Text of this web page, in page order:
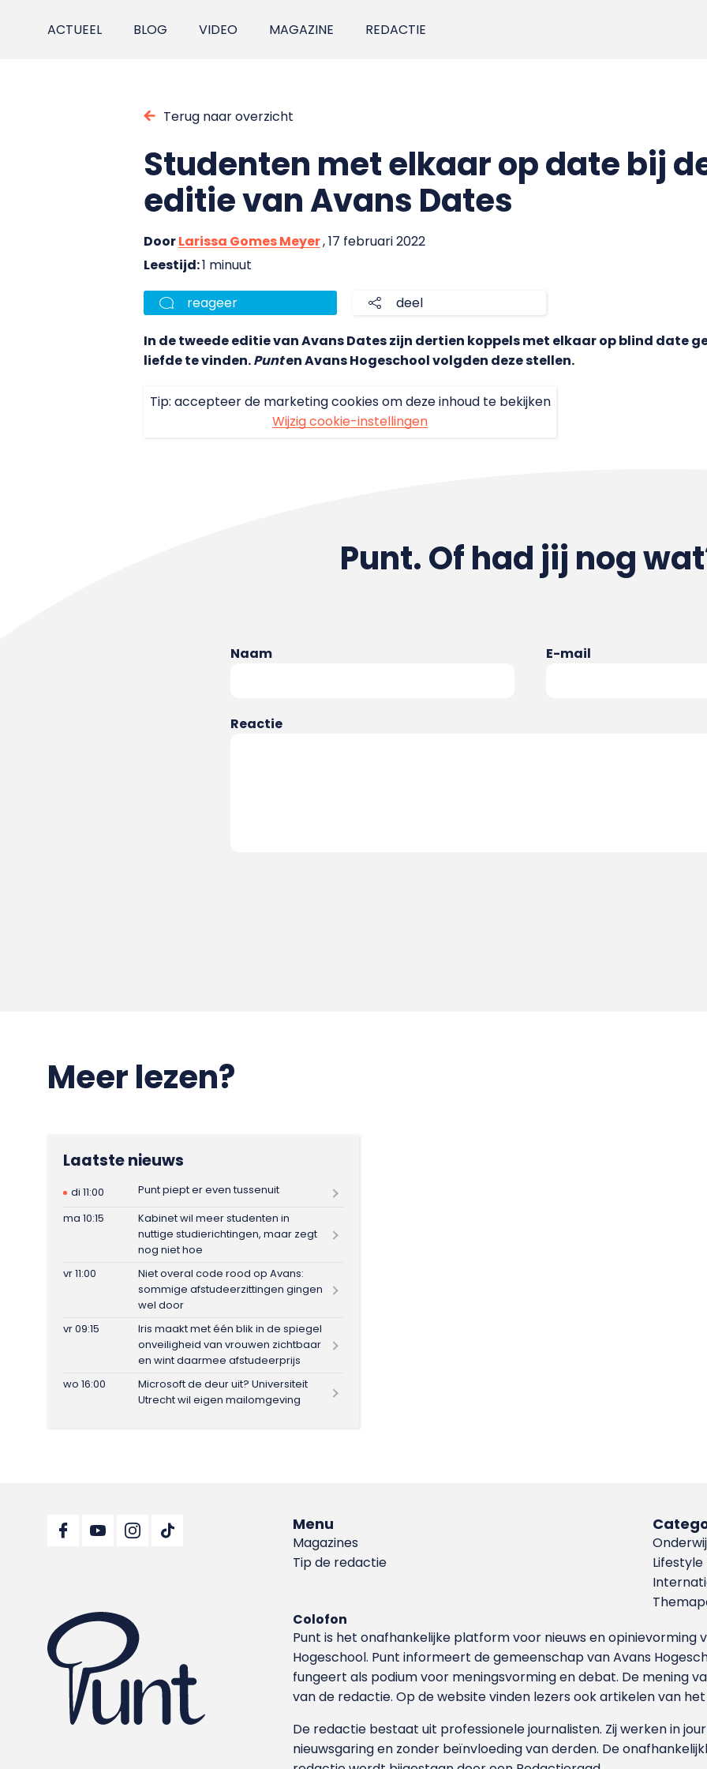
ACTUEEL BLOG VIDEO MAGAZINE REDACTIE
Terug naar overzicht
Studenten met elkaar op date bij
editie van Avans Dates
DoorLarissa Gomes Meyer, 17 februari 2022
Leestijd:1 minuut
reageer deel
In de tweede editie van Avans Dates zijn dertien koppels met elkaar op blind date
liefde te vinden.Punten Avans Hogeschool volgden deze stellen.
Tip: accepteer de marketing cookies om deze inhoud te bekijken
Wijzig cookie-instellingen
Punt. Of had jij nog
Naam E-mail
Reactie
Meer lezen?
Laatste nieuws
di 11:00
Punt piept er even tussenuit
ma 10:15
Kabinet wil meer studenten in
nuttige studierichtingen, maar zegt
nog niet hoe
vr 11:00
Niet overal code rood op Avans:
sommige afstudeerzittingen gingen
wel door
vr 09:15
Iris maakt met één blik in de spiegel
onveiligheid van vrouwen zichtbaar
en wint daarmee afstudeerprijs
wo 16:00
Microsoft de deur uit? Universiteit
Utrecht wil eigen mailomgeving
Menu
Magazines
Tip de redactie
Lifestyle
Colofon
Punt is het onafhankelijke platform voor nieuws en
Hoge­school. Punt informeert de gemeenschap van Avans
fungeert als podium voor meningsvorming en debat. De mening
van de redactie. Op de website vinden lezers ook artikelen van
De redactie bestaat uit professionele journalisten. Zij werken in
nieuwsgaring en zonder beïnvloeding van derden. De